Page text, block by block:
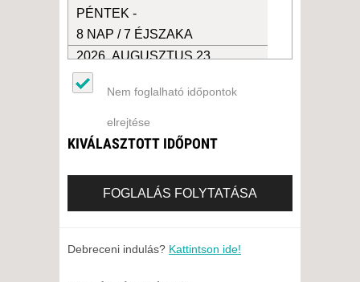
PÉNTEK -
8 NAP / 7 ÉJSZAKA
2026. AUGUSZTUS 23.,
VASÁRNAP -
8 NAP / 7 ÉJSZAKA
2026. AUGUSZTUS 24., HÉTFŐ
-
2026. AUGUSZTUS 24., HÉTFŐ
2026. AUGUSZTUS 25., KEDD -
Nem foglalható időpontok
elrejtése
KIVÁLASZTOTT IDŐPONT
FOGLALÁS FOLYTATÁSA
Debreceni indulás? Kattintson ide!